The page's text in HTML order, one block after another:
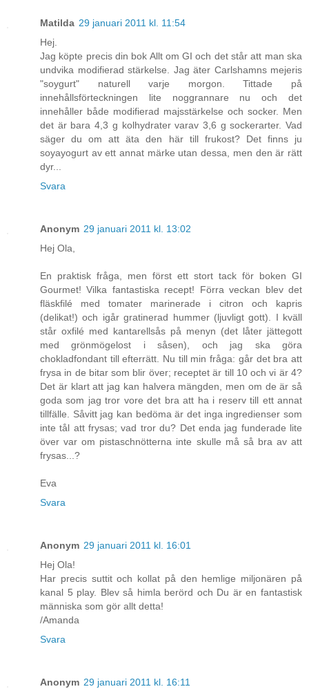
Matilda 29 januari 2011 kl. 11:54
Hej.
Jag köpte precis din bok Allt om GI och det står att man ska
undvika modifierad stärkelse. Jag äter Carlshamns mejeris
"soygurt" naturell varje morgon. Tittade på
innehållsförteckningen lite noggrannare nu och det
innehåller både modifierad majsstärkelse och socker. Men
det är bara 4,3 g kolhydrater varav 3,6 g sockerarter. Vad
säger du om att äta den här till frukost? Det finns ju
soyayogurt av ett annat märke utan dessa, men den är rätt
dyr...
Svara
Anonym 29 januari 2011 kl. 13:02
Hej Ola,
En praktisk fråga, men först ett stort tack för boken GI
Gourmet! Vilka fantastiska recept! Förra veckan blev det
fläskfilé med tomater marinerade i citron och kapris
(delikat!) och igår gratinerad hummer (ljuvligt gott). I kväll
står oxfilé med kantarellsås på menyn (det låter jättegott
med grönmögelost i såsen), och jag ska göra
chokladfondant till efterrätt. Nu till min fråga: går det bra att
frysa in de bitar som blir över; receptet är till 10 och vi är 4?
Det är klart att jag kan halvera mängden, men om de är så
goda som jag tror vore det bra att ha i reserv till ett annat
tillfälle. Såvitt jag kan bedöma är det inga ingredienser som
inte tål att frysas; vad tror du? Det enda jag funderade lite
över var om pistaschnötterna inte skulle må så bra av att
frysas...?
Eva
Svara
Anonym 29 januari 2011 kl. 16:01
Hej Ola!
Har precis suttit och kollat på den hemlige miljonären på
kanal 5 play. Blev så himla berörd och Du är en fantastisk
människa som gör allt detta!
/Amanda
Svara
Anonym 29 januari 2011 kl. 16:11